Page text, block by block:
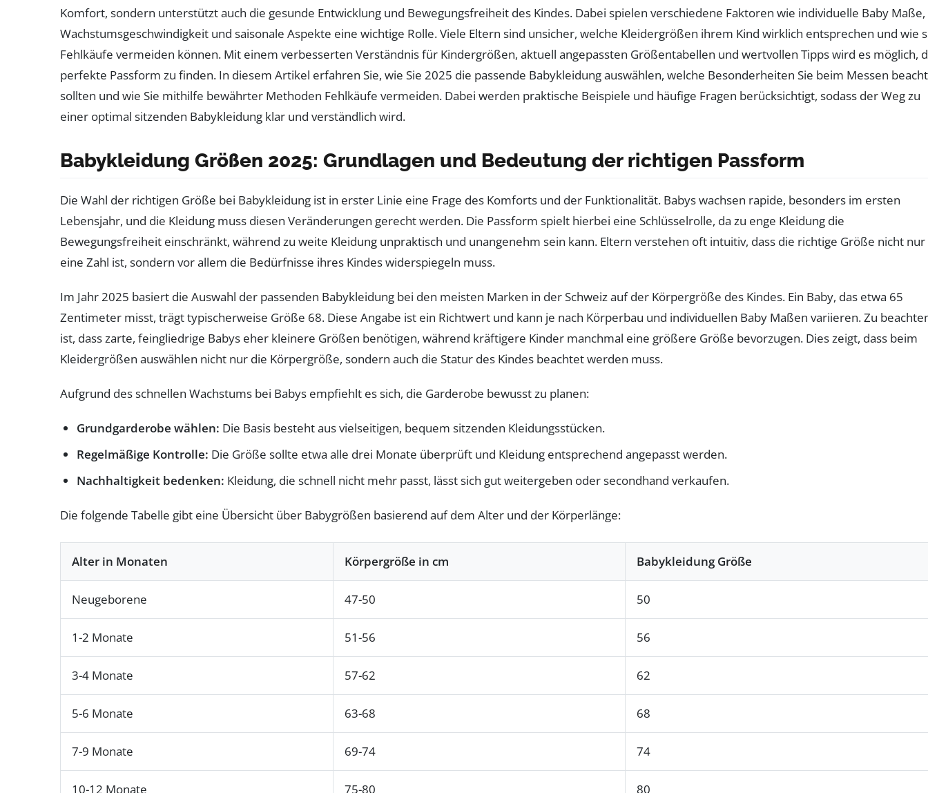
Komfort, sondern unterstützt auch die gesunde Entwicklung und Bewegungsfreiheit des Kindes. Dabei spielen verschiedene Faktoren wie individuelle Baby Maße,
Wachstumsgeschwindigkeit und saisonale Aspekte eine wichtige Rolle. Viele Eltern sind unsicher, welche Kleidergrößen ihrem Kind wirklich entsprechen und wie
Fehlkäufe vermeiden können. Mit einem verbesserten Verständnis für Kindergrößen, aktuell angepassten Größentabellen und wertvollen Tipps wird es möglich,
perfekte Passform zu finden. In diesem Artikel erfahren Sie, wie Sie 2025 die passende Babykleidung auswählen, welche Besonderheiten Sie beim Messen
sollten und wie Sie mithilfe bewährter Methoden Fehlkäufe vermeiden. Dabei werden praktische Beispiele und häufige Fragen berücksichtigt, sodass der Weg zu
einer optimal sitzenden Babykleidung klar und verständlich wird.
Babykleidung Größen 2025: Grundlagen und Bedeutung der richtigen Passform
Die Wahl der richtigen Größe bei Babykleidung ist in erster Linie eine Frage des Komforts und der Funktionalität. Babys wachsen rapide, besonders im ersten
Lebensjahr, und die Kleidung muss diesen Veränderungen gerecht werden. Die Passform spielt hierbei eine Schlüsselrolle, da zu enge Kleidung die
Bewegungsfreiheit einschränkt, während zu weite Kleidung unpraktisch und unangenehm sein kann. Eltern verstehen oft intuitiv, dass die richtige Größe nicht nur
eine Zahl ist, sondern vor allem die Bedürfnisse ihres Kindes widerspiegeln muss.
Im Jahr 2025 basiert die Auswahl der passenden Babykleidung bei den meisten Marken in der Schweiz auf der Körpergröße des Kindes. Ein Baby, das etwa 65
Zentimeter misst, trägt typischerweise Größe 68. Diese Angabe ist ein Richtwert und kann je nach Körperbau und individuellen Baby Maßen variieren. Zu
ist, dass zarte, feingliedrige Babys eher kleinere Größen benötigen, während kräftigere Kinder manchmal eine größere Größe bevorzugen. Dies zeigt, dass beim
Kleidergrößen auswählen nicht nur die Körpergröße, sondern auch die Statur des Kindes beachtet werden muss.
Aufgrund des schnellen Wachstums bei Babys empfiehlt es sich, die Garderobe bewusst zu planen:
Grundgarderobe wählen: Die Basis besteht aus vielseitigen, bequem sitzenden Kleidungsstücken.
Regelmäßige Kontrolle: Die Größe sollte etwa alle drei Monate überprüft und Kleidung entsprechend angepasst werden.
Nachhaltigkeit bedenken: Kleidung, die schnell nicht mehr passt, lässt sich gut weitergeben oder secondhand verkaufen.
Die folgende Tabelle gibt eine Übersicht über Babygrößen basierend auf dem Alter und der Körperlänge:
Alter in Monaten Körpergröße in cm Babykleidung Größe
Neugeborene 47-50 50
1-2 Monate 51-56 56
3-4 Monate 57-62 62
5-6 Monate 63-68 68
7-9 Monate 69-74 74
10-12 Monate 75-80 80